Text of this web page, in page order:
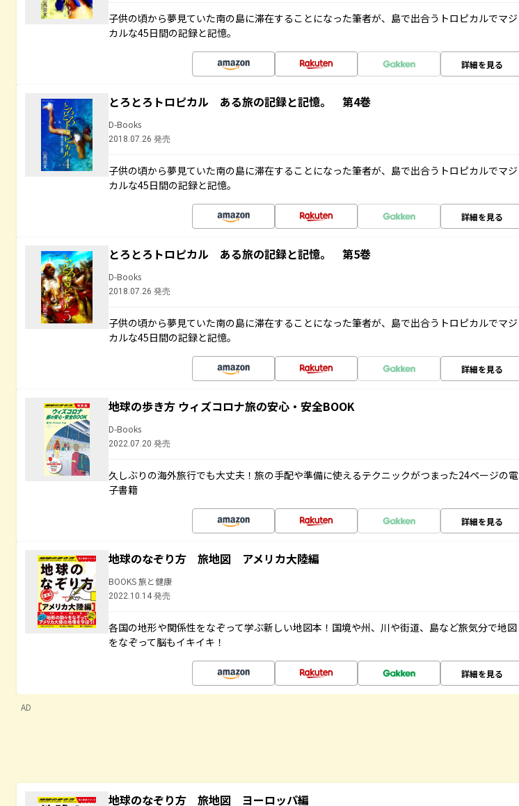
子供の頃から夢見ていた南の島に滞在することになった筆者が、島で出合うトロピカルでマジ
カルな45日間の記録と記憶。
詳細を見る
とろとろトロピカル ある旅の記録と記憶。 第4巻
D-Books
2018.07.26 発売
子供の頃から夢見ていた南の島に滞在することになった筆者が、島で出合うトロピカルでマジ
カルな45日間の記録と記憶。
詳細を見る
とろとろトロピカル ある旅の記録と記憶。 第5巻
D-Books
2018.07.26 発売
子供の頃から夢見ていた南の島に滞在することになった筆者が、島で出合うトロピカルでマジ
カルな45日間の記録と記憶。
詳細を見る
地球の歩き方 ウィズコロナ旅の安心・安全BOOK
D-Books
2022.07.20 発売
久しぶりの海外旅行でも大丈夫！旅の手配や準備に使えるテクニックがつまった24ページの電
子書籍
詳細を見る
地球のなぞり方 旅地図 アメリカ大陸編
BOOKS 旅と健康
2022.10.14 発売
各国の地形や関係性をなぞって学ぶ新しい地図本！国境や州、川や街道、島など旅気分で地図
をなぞって脳もイキイキ！
詳細を見る
AD
地球のなぞり方 旅地図 ヨーロッパ編